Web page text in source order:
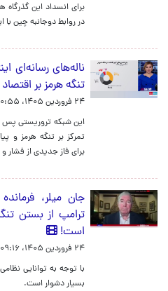
برای انسداد این
در روابط دوجانبه چین با
ناله‌های رسانه‌ای
تنگه هرمز بر
۲۴ فروردین ۱۴۰۵، ۱۰:۵۵
این شبکه تروریستی پس
تمرکز بر تنگه هرمز و
برای فاز جدیدی از فشار
جان میلر،
ترامپ از بستن
است!
۲۴ فروردین ۱۴۰۵، ۰۹:۱۶
با توجه به توانایی
بسیار دشوار است.